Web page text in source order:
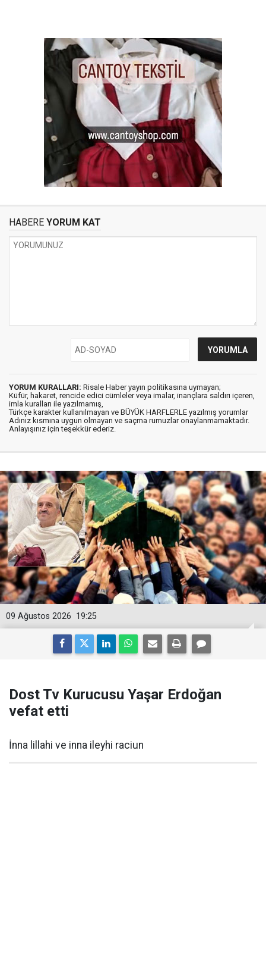
HABERE YORUM KAT
YORUM KURALLARI: Risale Haber yayın politikasına uymayan;
Küfür, hakaret, rencide edici cümleler veya imalar, inançlara saldırı içeren,
imla kuralları ile yazılmamış,
Türkçe karakter kullanılmayan ve BÜYÜK HARFLERLE yazılmış yorumlar
Adınız kısmına uygun olmayan ve saçma rumuzlar onaylanmamaktadır.
Anlayışınız için teşekkür ederiz.
19:25
09 Ağustos 2026
Dost Tv Kurucusu Yaşar Erdoğan
vefat etti
İnna lillahi ve inna ileyhi raciun